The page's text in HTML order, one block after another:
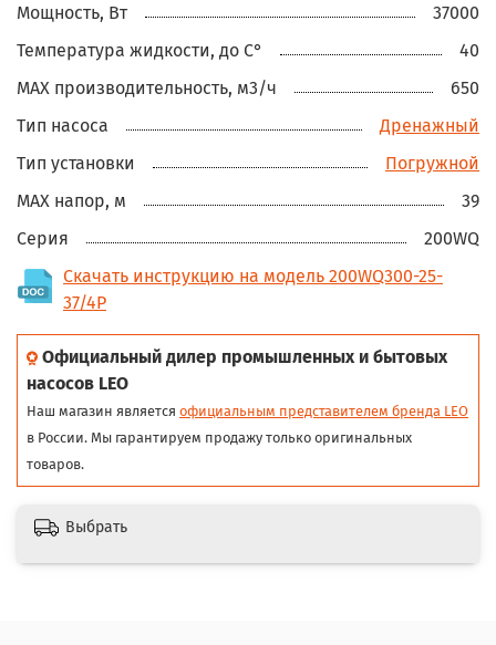
Мощность, Вт
37000
Температура жидкости, до С°
40
MAX производительность, м3/ч
650
Тип насоса
Дренажный
Тип установки
Погружной
MAX напор, м
39
Серия
200WQ
Скачать инструкцию на модель 200WQ300-25-
37/4P
Официальный дилер промышленных и бытовых
насосов LEO
Наш магазин является официальным представителем бренда LEO
в России. Мы гарантируем продажу только оригинальных
товаров.
Выбрать